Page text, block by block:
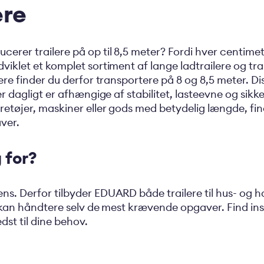
trailere på op til 8,5 meter? Fordi hver
et komplet sortiment af lange ladtrailere og
finder du derfor transportere på 8 og 8,5 meter.
dagligt er afhængige af stabilitet, lasteevne og
maskiner eller gods med betydelig længde,
for?
Derfor tilbyder EDUARD både trailere til hus- og
håndtere selv de mest krævende opgaver. Find
til dine behov.